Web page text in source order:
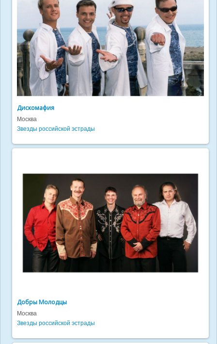
Дискомафия
Москва
Звезды российской эстрады
Добры Молодцы
Москва
Звезды российской эстрады